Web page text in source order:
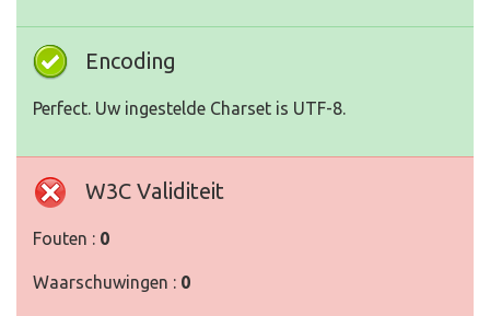
Encoding
Perfect. Uw ingestelde Charset is UTF-8.
W3C Validiteit
Fouten : 0
Waarschuwingen : 0